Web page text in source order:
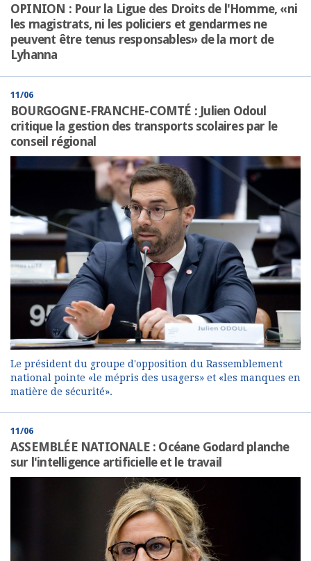
OPINION : Pour la Ligue des Droits de l'Homme, «ni
les magistrats, ni les policiers et gendarmes ne
peuvent être tenus responsables» de la mort de
Lyhanna
11/06
BOURGOGNE-FRANCHE-COMTÉ : Julien Odoul
critique la gestion des transports scolaires par le
conseil régional
Le président du groupe d'opposition du Rassemblement
national pointe «le mépris des usagers» et «les manques en
matière de sécurité».
11/06
ASSEMBLÉE NATIONALE : Océane Godard planche
sur l'intelligence artificielle et le travail